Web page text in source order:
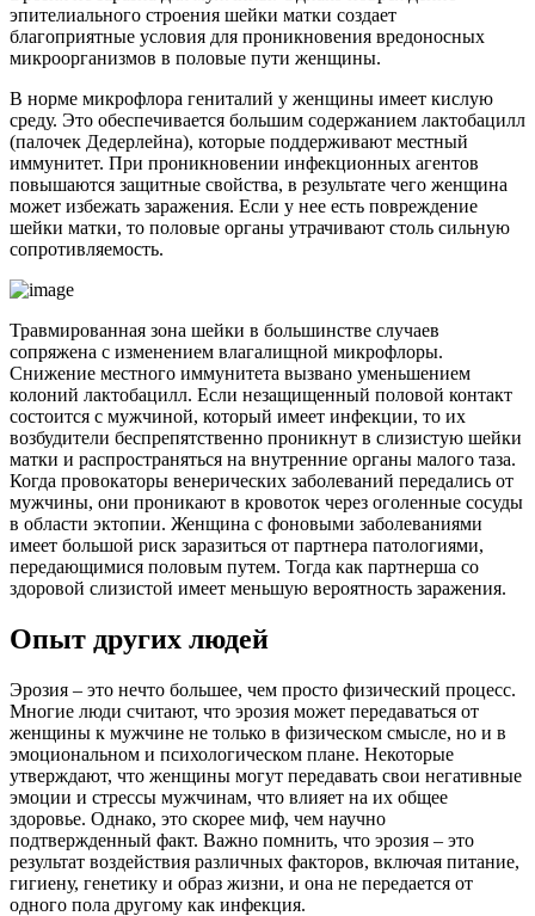
эпителиального строения шейки матки создает
благоприятные условия для проникновения вредоносных
микроорганизмов в половые пути женщины.
В норме микрофлора гениталий у женщины имеет кислую
среду. Это обеспечивается большим содержанием лактобацилл
(палочек Дедерлейна), которые поддерживают местный
иммунитет. При проникновении инфекционных агентов
повышаются защитные свойства, в результате чего женщина
может избежать заражения. Если у нее есть повреждение
шейки матки, то половые органы утрачивают столь сильную
сопротивляемость.
Травмированная зона шейки в большинстве случаев
сопряжена с изменением влагалищной микрофлоры.
Снижение местного иммунитета вызвано уменьшением
колоний лактобацилл. Если незащищенный половой контакт
состоится с мужчиной, который имеет инфекции, то их
возбудители беспрепятственно проникнут в слизистую шейки
матки и распространяться на внутренние органы малого таза.
Когда провокаторы венерических заболеваний передались от
мужчины, они проникают в кровоток через оголенные сосуды
в области эктопии. Женщина с фоновыми заболеваниями
имеет большой риск заразиться от партнера патологиями,
передающимися половым путем. Тогда как партнерша со
здоровой слизистой имеет меньшую вероятность заражения.
Опыт других людей
Эрозия – это нечто большее, чем просто физический процесс.
Многие люди считают, что эрозия может передаваться от
женщины к мужчине не только в физическом смысле, но и в
эмоциональном и психологическом плане. Некоторые
утверждают, что женщины могут передавать свои негативные
эмоции и стрессы мужчинам, что влияет на их общее
здоровье. Однако, это скорее миф, чем научно
подтвержденный факт. Важно помнить, что эрозия – это
результат воздействия различных факторов, включая питание,
гигиену, генетику и образ жизни, и она не передается от
одного пола другому как инфекция.